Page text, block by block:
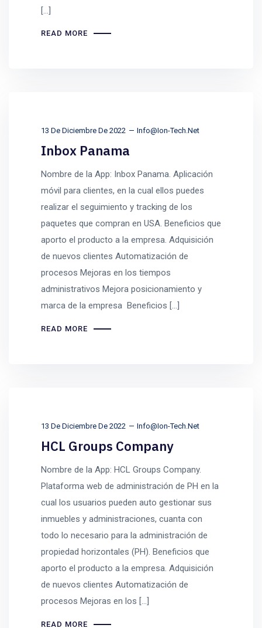
[…]
READ MORE
13 De Diciembre De 2022 Info@ion-Tech.net
Inbox Panama
Nombre de la App: Inbox Panama. Aplicación
móvil para clientes, en la cual ellos puedes
realizar el seguimiento y tracking de los
paquetes que compran en USA. Beneficios que
aporto el producto a la empresa. Adquisición
de nuevos clientes Automatización de
procesos Mejoras en los tiempos
administrativos Mejora posicionamiento y
marca de la empresa Beneficios […]
READ MORE
13 De Diciembre De 2022 Info@ion-Tech.net
HCL Groups Company
Nombre de la App: HCL Groups Company.
Plataforma web de administración de PH en la
cual los usuarios pueden auto gestionar sus
inmuebles y administraciones, cuanta con
todo lo necesario para la administración de
propiedad horizontales (PH). Beneficios que
aporto el producto a la empresa. Adquisición
de nuevos clientes Automatización de
procesos Mejoras en los […]
READ MORE